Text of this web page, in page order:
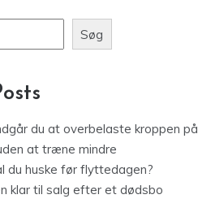
Søg
du at overbelaste kroppen på
at træne mindre
du huske før flyttedagen?
klar til salg efter et dødsbo